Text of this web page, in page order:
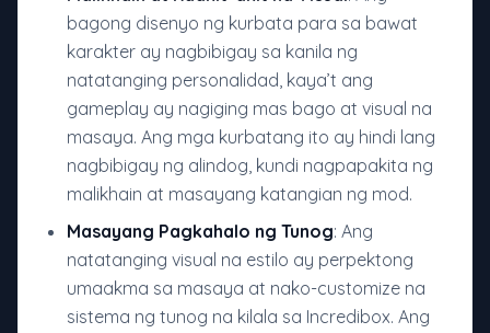
bagong disenyo ng kurbata para sa bawat
karakter ay nagbibigay sa kanila ng
natatanging personalidad, kaya’t ang
gameplay ay nagiging mas bago at visual na
masaya. Ang mga kurbatang ito ay hindi lang
nagbibigay ng alindog, kundi nagpapakita ng
malikhain at masayang katangian ng mod.
Masayang Pagkahalo ng Tunog: Ang
natatanging visual na estilo ay perpektong
umaakma sa masaya at nako-customize na
sistema ng tunog na kilala sa Incredibox. Ang